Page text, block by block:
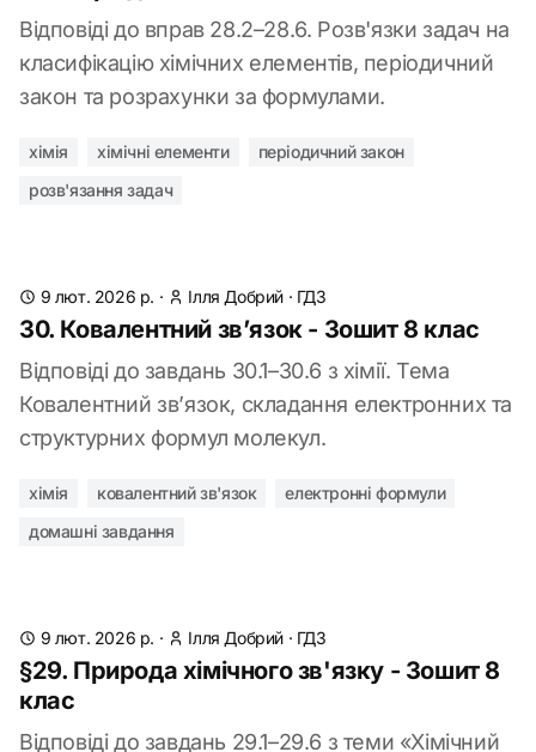
Відповіді до вправ 28.2–28.6. Розв'язки задач на
класифікацію хімічних елементів, періодичний
закон та розрахунки за формулами.
хімія хімічні елементи
періодичний закон
розв'язання задач
9 лют. 2026 р. · Ілля Добрий · ГДЗ
30. Ковалентний зв’язок - Зошит 8 клас
Відповіді до завдань 30.1–30.6 з хімії. Тема
Ковалентний зв’язок, складання електронних та
структурних формул молекул.
хімія ковалентний зв'язок
електронні формули
домашні завдання
9 лют. 2026 р. · Ілля Добрий · ГДЗ
§29. Природа хімічного зв'язку - Зошит 8
клас
Відповіді до завдань 29.1–29.6 з теми «Хімічний